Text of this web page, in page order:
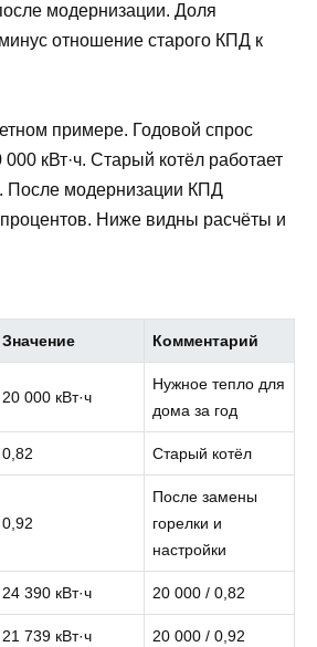
модернизации. Доля
отношение старого КПД к
примере. Годовой спрос
кВт·ч. Старый котёл работает
После модернизации КПД
Ниже видны расчёты и
Значение Комментарий
20 000 кВт·ч
Нужное тепло для
дома за год
0,82 Старый котёл
0,92
После замены
горелки и
настройки
24 390 кВт·ч 20 000 / 0,82
21 739 кВт·ч 20 000 / 0,92